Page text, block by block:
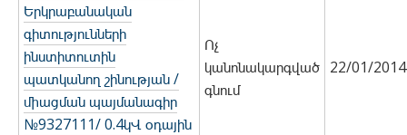
Երկրաբանական
գիտությունների
ինստիտուտին
պատկանող շինության /
միացման պայմանագիր
№9327111/ 0.4կՎ օդային
Ոչ
կանոնակարգված
գնում
22/01/2014